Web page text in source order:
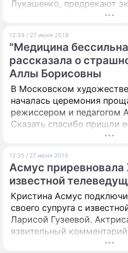
Лукашенко, предрекают
если Батька усидит в
ограничены.
12:34 / 27 июня 2019
"Медицина
рассказала о
Аллы Борисовны
В Московском
началась церемония
режиссером и педагогом
Сказать спасибо пришли
ученики, звезды театра и
Ахеджакова, Дмитрий
Корреспондент "Дни.ру"
панихиде.
12:35 / 27 июня 2019
Асмус приревновала
известной
Кристина Асмус
своего супруга с
Ларисой Гузеевой.
язвительный
постом Гарика Харламова